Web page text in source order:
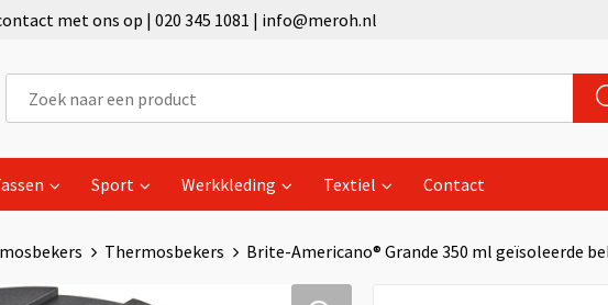
met ons op | 020 345 1081 | info@meroh.nl
Sport Werkkleding Textiel Contact
Thermosbekers Brite-Americano® Grande 350 ml geïsoleerde